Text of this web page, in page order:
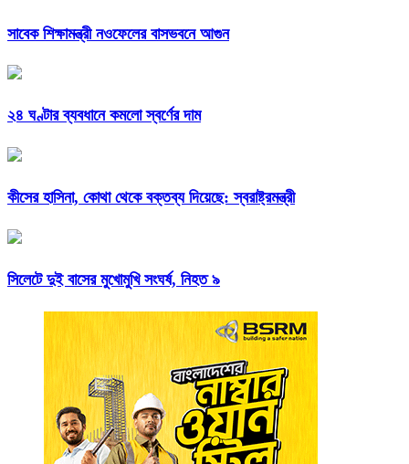
সাবেক শিক্ষামন্ত্রী নওফেলের বাসভবনে আগুন
২৪ ঘণ্টার ব্যবধানে কমলো স্বর্ণের দাম
কীসের হাসিনা, কোথা থেকে বক্তব্য দিয়েছে: স্বরাষ্ট্রমন্ত্রী
সিলেটে দুই বাসের মুখোমুখি সংঘর্ষ, নিহত ৯